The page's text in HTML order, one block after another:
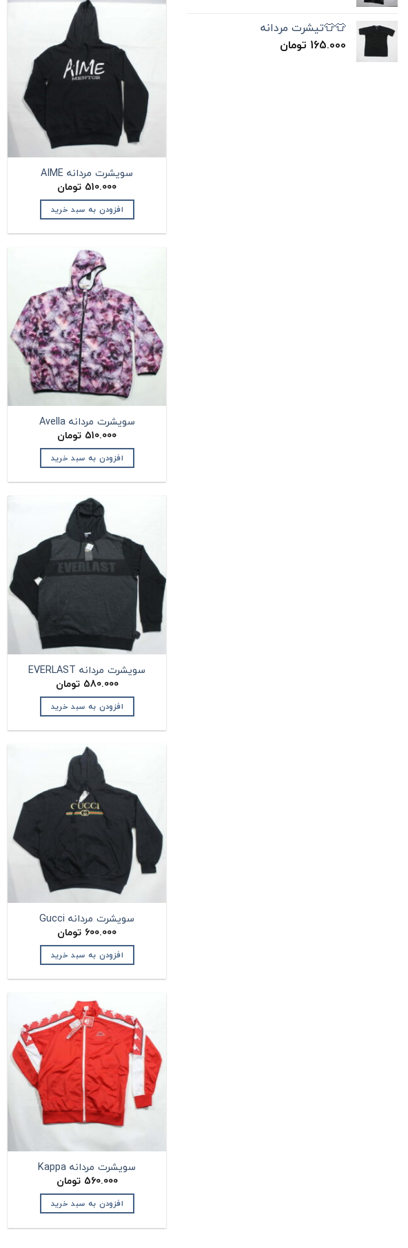
👕👕تیشرت مردانه
165.000 تومان
سویشرت مردانه AIME
510.000 تومان
افزودن به سبد خرید
سویشرت مردانه Avella
510.000 تومان
افزودن به سبد خرید
سویشرت مردانه EVERLAST
580.000 تومان
افزودن به سبد خرید
سویشرت مردانه Gucci
600.000 تومان
افزودن به سبد خرید
سویشرت مردانه Kappa
560.000 تومان
افزودن به سبد خرید